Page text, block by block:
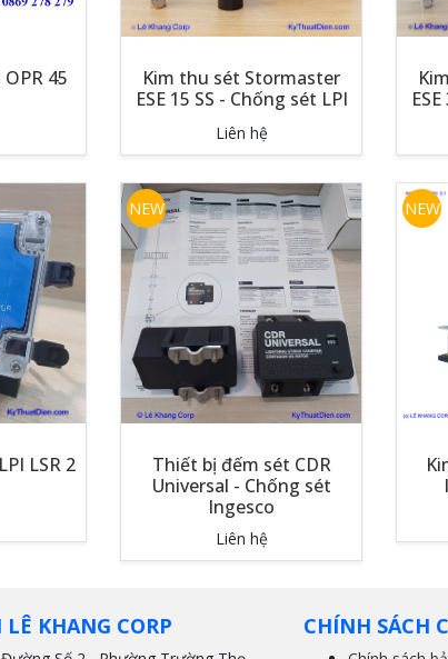
45
Kim thu sét Stormaster
ESE 15 SS - Chống sét LPI
Liên hệ
LSR 2
NEW
Thiết bị đếm sét CDR
Universal - Chống sét
Ingesco
Liên hệ
NEW
KHANG CORP CHÍNH SÁCH